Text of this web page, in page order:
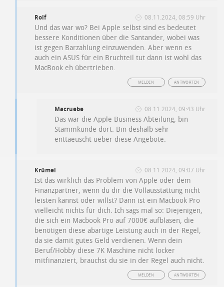
Rolf 08.11.2024, 08:59 Uhr
Und das war wo? Bei Apple selbst sind es bedeutet
bessere Konditionen über die Santander, wobei was
ist gegen Barzahlung einzuwenden. Aber wenn es
auch ein ASUS für ein Bruchteil tut dann ist wohl das
MacBook eh übertrieben.
ANTWORTEN
MELDEN
Macruebe 08.11.2024, 09:43 Uhr
Das war die Apple Business Abteilung, bin
Stammkunde dort. Bin deshalb sehr
enttaeuscht ueber diese Angebote.
Krümel 08.11.2024, 09:07 Uhr
Ist das wirklich das Problem von Apple oder dem
Finanzpartner, wenn du dir die Vollausstattung nicht
leisten kannst oder willst? Dann ist ein Macbook Pro
vielleicht nichts für dich. Ich sags mal so: Diejenigen,
die sich ein Macbook Pro auf 7000€ aufblasen, die
benötigen diese abartige Leistung auch in der Regel,
da sie damit gutes Geld verdienen. Wenn dein
Beruf/Hobby diese 7K Maschine nicht locker
mitfinanziert, brauchst du sie in der Regel auch nicht.
ANTWORTEN
MELDEN